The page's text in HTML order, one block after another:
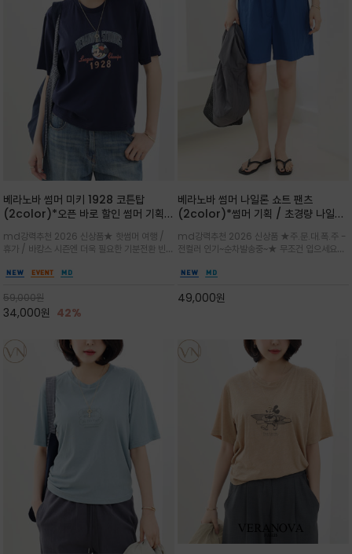
베라노바 썸머 미키 1928 코튼탑
(2color)*오픈 바로 할인 썸머 기획
★ 한정수량 제작 ★ 오가닉 코튼으로
빈티지 프린트로 여름 하의와 모두 잘어
울리는 그래픽
md강력추천 2026 신상품★ 핫썸머 여행 /
휴가 / 바캉스 시즌엔 더욱 필요한 기분전환 빈티
키 컬러 위에 빈티지한 크랙 효과의 레트로 감성
완성
59,000원
34,000원 42%
베라노바 썸머 나일론 쇼트 팬츠
(2color)*썸머 기획 / 초경량 나일론
가벼운 아이템 / 여행 / 일상 / 운동 모
두 가능한 아이템
md강력추천 2026 신상품 ★주.문.대.폭.주 -
전컬러 인기~순차발송중~★ 무조건 입으세요~~
입니다^^가볍고 드라이한 터치감의 나일론 소
룩, 모임룩, 데일리룩까지 다양하게
49,000원